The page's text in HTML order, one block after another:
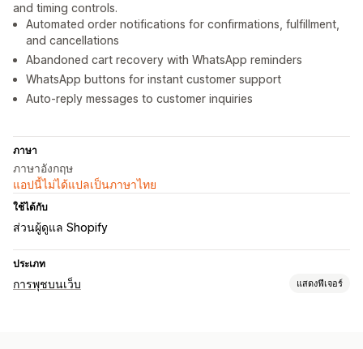
and timing controls.
Automated order notifications for confirmations, fulfillment,
and cancellations
Abandoned cart recovery with WhatsApp reminders
WhatsApp buttons for instant customer support
Auto-reply messages to customer inquiries
ภาษา
ภาษาอังกฤษ
แอปนี้ไม่ได้แปลเป็นภาษาไทย
ใช้ได้กับ
ส่วนผู้ดูแล Shopify
ประเภท
การพุชบนเว็บ แสดงฟีเจอร์